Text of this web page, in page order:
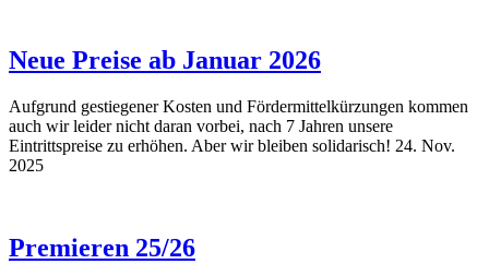
Neue Preise ab Januar 2026
Aufgrund gestiegener Kosten und Fördermittelkürzungen kommen
auch wir leider nicht daran vorbei, nach 7 Jahren unsere
Eintrittspreise zu erhöhen. Aber wir bleiben solidarisch! 24. Nov.
2025
Premieren 25/26